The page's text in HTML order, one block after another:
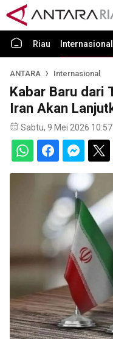
Riau Internasional
ANTARA Internasional
Kabar Baru dari
Iran Akan
Sabtu, 9 Mei 2026 10:57